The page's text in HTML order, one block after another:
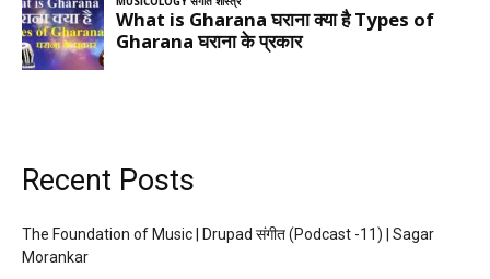
Recent Posts
The Foundation of Music | Drupad संगीत (Podcast -11) | Sagar
Morankar